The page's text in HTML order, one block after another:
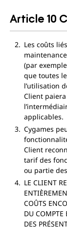
Article 10
Les coûts
(par
que toutes
l’utilisation
Client
applicables.
Cygames
Client
tarif des
ou partie
LE CLIENT
COÛTS
DU COMPTE
DES